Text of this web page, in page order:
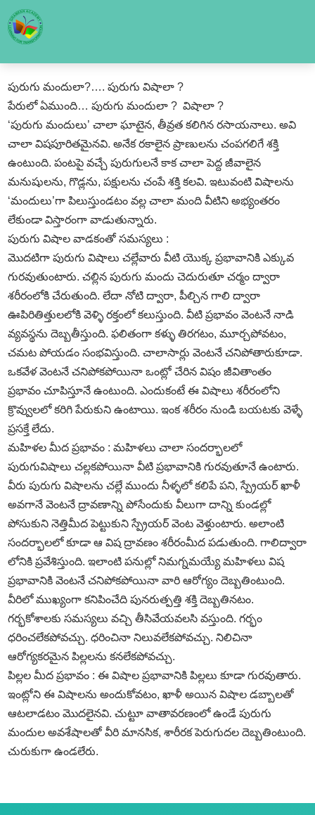
పురుగు మందులా?…. పురుగు విషాలా ?
పేరులో ఏముంది… పురుగు మందులా ? విషాలా ?
‘పురుగు మందులు’ చాలా ఘాటైన, తీవ్రత కలిగిన రసాయనాలు. అవి
చాలా విషపూరితమైనవి. అనేక రకాలైన ప్రాణులను చంపగలిగే శక్తి
ఉంటుంది. పంటపై వచ్చే పురుగులనే కాక చాలా పెద్ద జీవాలైన
మనుషులను, గొడ్లను, పక్షులను చంపే శక్తి కలవి. ఇటువంటి విషాలను
‘మందులు’గా పిలుస్తుండటం వల్ల చాలా మంది వీటిని అభ్యంతరం
లేకుండా విస్తారంగా వాడుతున్నారు.
పురుగు విషాల వాడకంతో సమస్యలు :
మొదటిగా పురుగు విషాలు చల్లేవారు వీటి యొక్క ప్రభావానికి ఎక్కువ
గురవుతుంటారు. చల్లిన పురుగు మందు చెదురుతూ చర్మం ద్వారా
శరీరంలోకి చేరుతుంది. లేదా నోటి ద్వారా, పీల్చిన గాలి ద్వారా
ఊపిరితిత్తులలోకి వెళ్ళి రక్తంలో కలుస్తుంది. వీటి ప్రభావం వెంటనే నాడి
వ్యవస్థను దెబ్బతీస్తుంది. ఫలితంగా కళ్ళు తిరగటం, మూర్చపోవటం,
చమట పోయడం సంభవిస్తుంది. చాలాసార్లు వెంటనే చనిపోతారుకూడా.
ఒకవేళ వెంటనే చనిపోకపోయినా ఒంట్లో చేరిన విషం జీవితాంతం
ప్రభావం చూపిస్తూనే ఉంటుంది. ఎందుకంటే ఈ విషాలు శరీరంలోని
క్రొవ్వులలో కరిగి పేరుకుని ఉంటాయి. ఇంక శరీరం నుండి బయటకు వెళ్ళే
ప్రసక్తే లేదు.
మహిళల మీద ప్రభావం : మహిళలు చాలా సందర్భాలలో
పురుగువిషాలు చల్లకపోయినా వీటి ప్రభావానికి గురవుతూనే ఉంటారు.
వీరు పురుగు విషాలను చల్లే ముందు నీళ్ళలో కలిపే పని, స్ప్రేయర్‌ ఖాళీ
అవగానే వెంటనే ద్రావణాన్ని పోసేందుకు వీలుగా దాన్ని కుండల్లో
పోసుకుని నెత్తిమీద పెట్టుకుని స్ప్రేయర్‌ వెంట వెళ్తుంటారు. అలాంటి
సందర్భాలలో కూడా ఆ విష ద్రావణం శరీరంమీద పడుతుంది. గాలిద్వారా
లోనికి ప్రవేశిస్తుంది. ఇలాంటి పనుల్లో నిమగ్నమయ్యే మహిళలు విష
ప్రభావానికి వెంటనే చనిపోకపోయినా వారి ఆరోగ్యం దెబ్బతింటుంది.
వీరిలో ముఖ్యంగా కనిపించేది పునరుత్పత్తి శక్తి దెబ్బతినటం.
గర్భకోశాలకు సమస్యలు వచ్చి తీసివేయవలసి వస్తుంది. గర్భం
ధరించలేకపోవచ్చు. ధరించినా నిలువలేకపోవచ్చు. నిలిచినా
ఆరోగ్యకరమైన పిల్లలను కనలేకపోవచ్చు.
పిల్లల మీద ప్రభావం : ఈ విషాల ప్రభావానికి పిల్లలు కూడా గురవుతారు.
ఇంట్లోని ఈ విషాలను అందుకోవటం, ఖాళీ అయిన విషాల డబ్బాలతో
ఆటలాడటం మొదలైనవి. చుట్టూ వాతావరణంలో ఉండే పురుగు
మందుల అవశేషాలతో వీరి మానసిక, శారీరక పెరుగుదల దెబ్బతింటుంది.
చురుకుగా ఉండలేరు.